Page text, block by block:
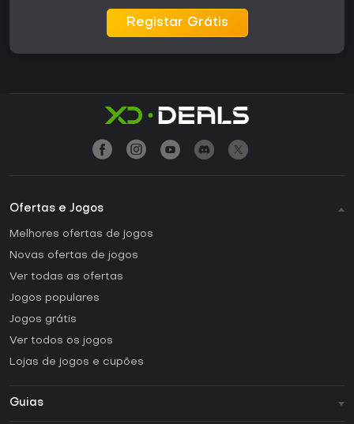
Registar Grátis
Ofertas e Jogos
Melhores ofertas de jogos
Novas ofertas de jogos
Ver todas as ofertas
Jogos populares
Jogos grátis
Ver todos os jogos
Lojas de jogos e cupões
Guias